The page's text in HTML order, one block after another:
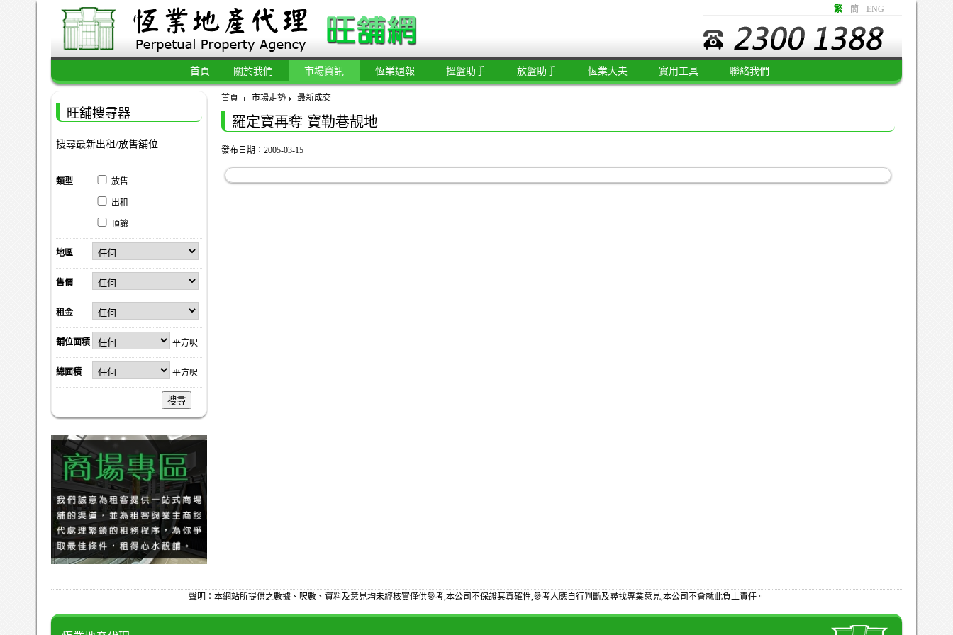
繁 簡 ENG
首頁 關於我們 市場資訊 恆業週報 搵盤助手 放盤助手 恆業大夫 實用工具 聯絡我們
首頁 市場走勢 最新成交
羅定寶再奪 寶勒巷靚地
發布日期：2005-03-15
旺舖搜尋器
搜尋最新出租/放售舖位
類型 放售
出租
頂讓
地區
售價
租金
舖位面積 平方呎
總面積 平方呎
搜尋
聲明：本網站所提供之數據、呎數、資料及意見均未經核實僅供參考,本公司不保證其真確性,參考人應自行判斷及尋找專業意見,本公司不會就此負上責任。